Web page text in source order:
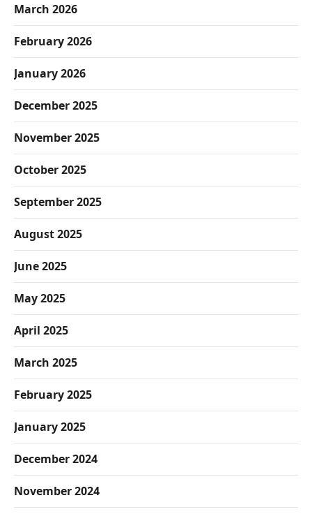
March 2026
February 2026
January 2026
December 2025
November 2025
October 2025
September 2025
August 2025
June 2025
May 2025
April 2025
March 2025
February 2025
January 2025
December 2024
November 2024